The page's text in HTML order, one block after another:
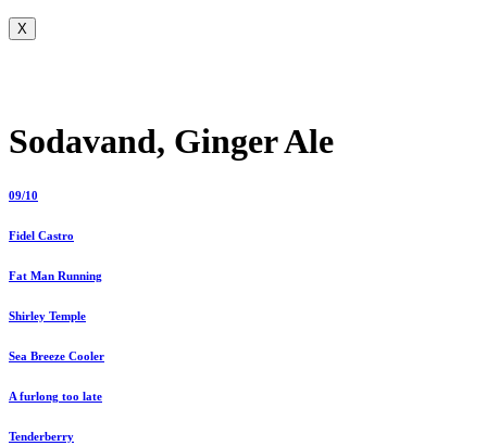
X
Sodavand, Ginger Ale
09/10
Fidel Castro
Fat Man Running
Shirley Temple
Sea Breeze Cooler
A furlong too late
Tenderberry